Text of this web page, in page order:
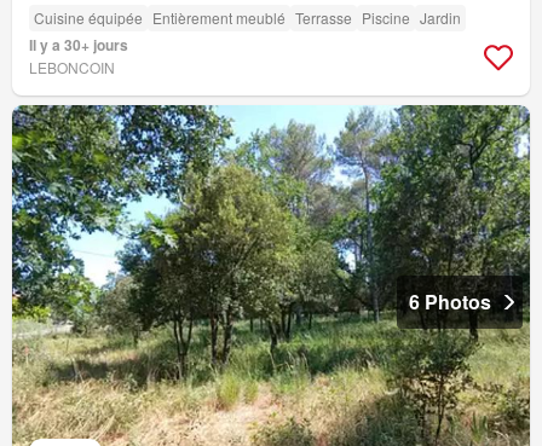
Cuisine équipée Entièrement meublé Terrasse Piscine Jardin
Il y a 30+ jours
LEBONCOIN
6 Photos